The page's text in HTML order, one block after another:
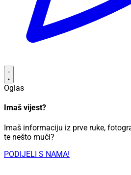
Oglas
Imaš vijest?
Imaš informaciju iz prve ruke,
te nešto muči?
PODIJELI S NAMA!